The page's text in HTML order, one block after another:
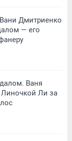
Дмитриенко
— его
Ваня
Ли за